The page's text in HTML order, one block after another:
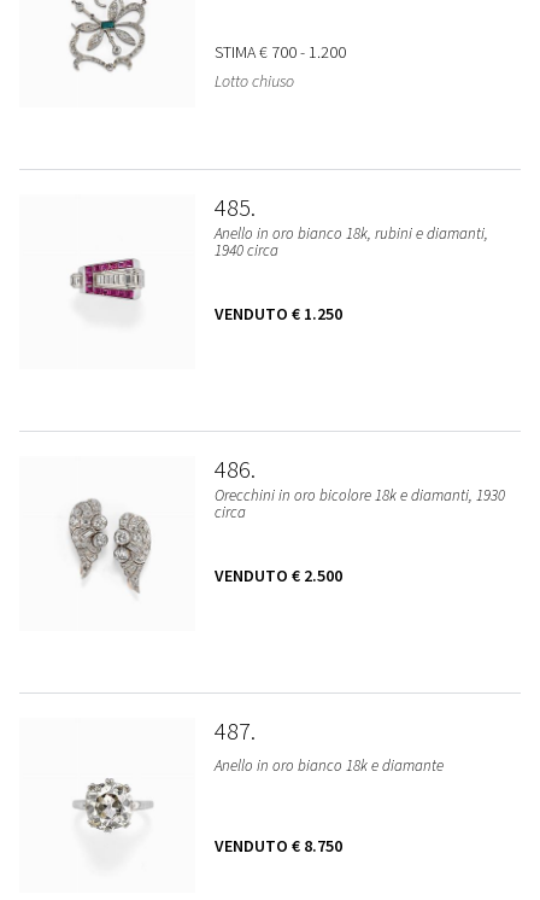
STIMA€ 700 - 1.200
Lotto chiuso
485
Anello in oro bianco 18k, rubini e diamanti,
1940 circa
VENDUTO € 1.250
486
Orecchini in oro bicolore 18k e diamanti, 1930
circa
VENDUTO € 2.500
487
Anello in oro bianco 18k e diamante
VENDUTO € 8.750